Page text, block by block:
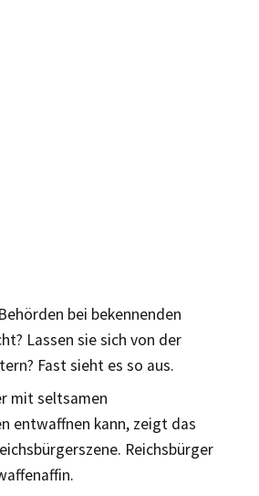
bei bekennenden
Lassen sie sich von der
Fast sieht es so aus.
mit seltsamen
entwaffnen kann, zeigt das
Reichsbürger